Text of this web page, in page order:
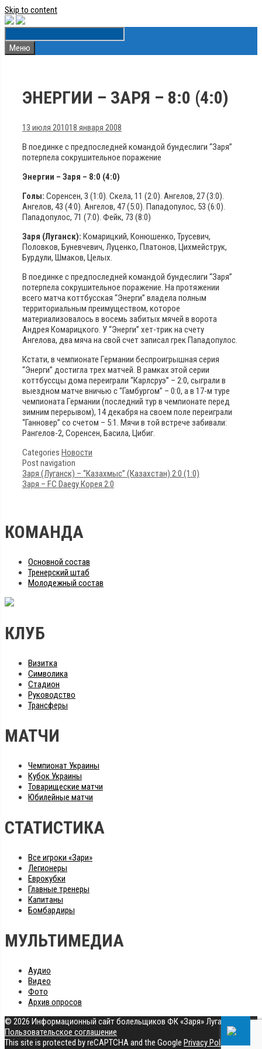
Skip to content
Меню
ЭНЕРГИИ – ЗАРЯ – 8:0 (4:0)
13 июля 201018 января 2008
В поединке с предпоследней командой бундеслиги “Заря”
потерпела сокрушительное поражение
Энергии – Заря – 8:0 (4:0)
Голы: Соренсен, 3 (1:0). Скела, 11 (2:0). Ангелов, 27 (3:0).
Ангелов, 43 (4:0). Ангелов, 47 (5:0). Пападопулос, 53 (6:0).
Пападопулос, 71 (7:0). Фейк, 73 (8:0)
Заря (Луганск): Комарицкий, Конюшенко, Трусевич,
Половков, Буневчевич, Луценко, Платонов, Цихмейструк,
Бурдули, Шмаков, Целых.
В поединке с предпоследней командой бундеслиги “Заря”
потерпела сокрушительное поражение. На протяжении
всего матча коттбусская “Энерги” владела полным
территориальным преимуществом, которое
материализовалось в восемь забитых мячей в ворота
Андрея Комарицкого. У “Энерги” хет-трик на счету
Ангелова, два мяча на свой счет записал грек Пападопулос.
Кстати, в чемпионате Германии беспроигрышная серия
“Энерги” достигла трех матчей. В рамках этой серии
коттбуссцы дома переиграли “Карлсруэ” – 2:0, сыграли в
выездном матче вничью с “Гамбургом” – 0:0, а в 17-м туре
чемпионата Германии (последний тур в чемпионате перед
зимним перерывом), 14 декабря на своем поле переиграли
“Ганновер” со счетом – 5:1. Мячи в той встрече забивали:
Рангелов-2, Соренсен, Басила, Цибиг.
Categories Новости
Post navigation
Заря (Луганск) – “Казахмыс” (Казахстан) 2:0 (1:0)
Заря – FC Daegy Корея 2:0
КОМАНДА
Основной состав
Тренерский штаб
Молодежный состав
КЛУБ
Визитка
Символика
Стадион
Руководство
Трансферы
МАТЧИ
Чемпионат Украины
Кубок Украины
Товарищеские матчи
Юбилейные матчи
СТАТИСТИКА
Все игроки «Зари»
Легионеры
Еврокубки
Главные тренеры
Капитаны
Бомбардиры
МУЛЬТИМЕДИА
Аудио
Видео
Фото
Архив опросов
© 2026 Информационный сайт болельщиков ФК «Заря» Луганск
Пользовательское соглашение
This site is protected by reCAPTCHA and the Google Privacy Policy